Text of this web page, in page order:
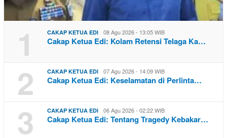
1 CAKAP KETUA EDI 08 Agu 2026 - 13:05 WIB
Cakap Ketua Edi: Kolam Retensi Telaga Ka…
2 CAKAP KETUA EDI 07 Agu 2026 - 14:09 WIB
Cakap Ketua Edi: Keselamatan di Perlinta…
3 CAKAP KETUA EDI 06 Agu 2026 - 02:22 WIB
Cakap Ketua Edi: Tentang Tragedy Kebakar…